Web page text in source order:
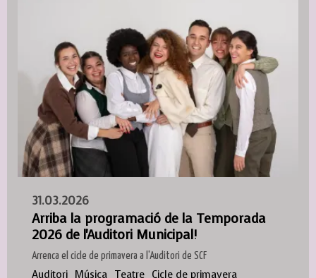
31.03.2026
Arriba la programació de la Temporada
2026 de l'Auditori Municipal!
Arrenca el cicle de primavera a l'Auditori de SCF
Auditori Música Teatre Cicle de primavera